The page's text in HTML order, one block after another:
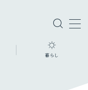
暮らし